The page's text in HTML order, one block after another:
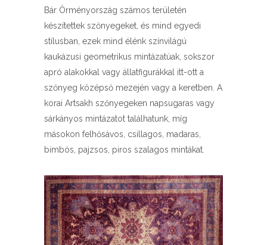
Bár Örményország számos területén
készítettek szőnyegeket, és mind egyedi
stílusban, ezek mind élénk színvilágú
kaukázusi geometrikus mintázatúak, sokszor
apró alakokkal vagy állatfigurákkal itt-ott a
szőnyeg középső mezején vagy a keretben. A
korai Artsakh szőnyegeken napsugaras vagy
sárkányos mintázatot találhatunk, míg
másokon felhősávos, csillagos, madaras,
bimbós, pajzsos, piros szalagos mintákat.